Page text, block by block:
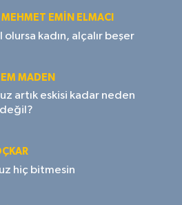
MEHMET EMIN ELMACI
olursa kadın, alçalır beşer
MADEN
artık eskisi kadar neden
değil?
hiç bitmesin